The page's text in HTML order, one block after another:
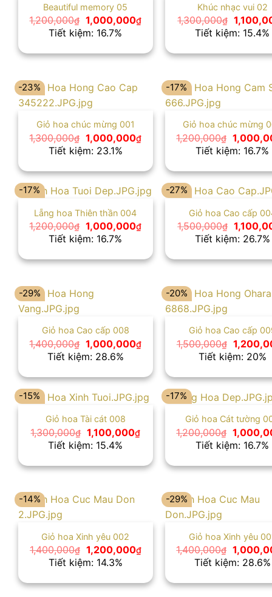
Beautiful memory 05
1,200,000₫ Giá
gốc
là:
1,000,000₫Giá
là:
1,000,000₫.
Tiết kiệm: 16.7%
Khúc nhạc vui 02
1,300,000₫ Giá
gốc
là:
Tiết kiệm: 15.4%
-23%
Giỏ hoa chúc mừng 001
1,300,000₫ Giá
gốc
là:
1,000,000₫Giá
là:
1,000,000₫.
Tiết kiệm: 23.1%
-17%
Giỏ hoa chúc mừng
1,200,000₫ Giá
gốc
là:
Tiết kiệm: 16.7%
-17%
Lẵng hoa Thiên thần 004
1,200,000₫ Giá
gốc
là:
1,000,000₫Giá
là:
1,000,000₫.
Tiết kiệm: 16.7%
-27%
Giỏ hoa Cao cấp
1,500,000₫ Giá
gốc
là:
Tiết kiệm: 26.7%
-29%
Giỏ hoa Cao cấp 008
1,400,000₫ Giá
gốc
là:
1,000,000₫Giá
là:
1,000,000₫.
Tiết kiệm: 28.6%
-20%
Giỏ hoa Cao cấp
1,500,000₫
Giá
gốc
là:
Tiết kiệm: 20%
-15%
Giỏ hoa Tài cát 008
1,300,000₫ Giá
gốc
là:
1,100,000₫Giá
1,100,000₫.
Tiết kiệm: 15.4%
-17%
Giỏ hoa Cát tường
1,200,000₫ Giá
gốc
là:
Tiết kiệm: 16.7%
-14%
Giỏ hoa Xinh yêu 002
1,400,000₫ Giá
gốc
là:
1,200,000₫Giá
hiện
là:
1,200,000₫.
Tiết kiệm: 14.3%
-29%
Giỏ hoa Xinh yêu
1,400,000₫ Giá
gốc
là:
Tiết kiệm: 28.6%